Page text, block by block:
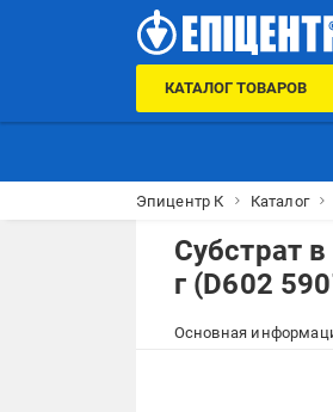
КАТАЛОГ ТОВАРОВ
Эпицентр К Каталог
Субстрат
г (D602
Основная